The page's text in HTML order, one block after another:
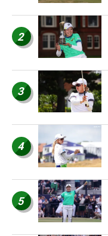
2
3
4
5